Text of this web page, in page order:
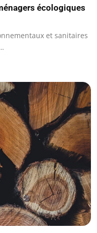
écologiques
et sanitaires